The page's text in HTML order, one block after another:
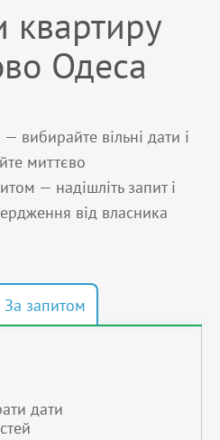
квартиру
Одеса
вибирайте вільні дати і
миттєво
— надішліть запит і
від власника
дати